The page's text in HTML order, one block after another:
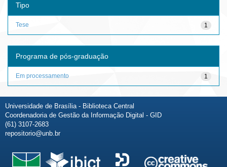
Tipo
1
Tese
Programa de pós-graduação
1
Em processamento
Universidade de Brasília - Biblioteca Central
Coordenadoria de Gestão da Informação Digital - GID
(61) 3107-2683
repositorio@unb.br